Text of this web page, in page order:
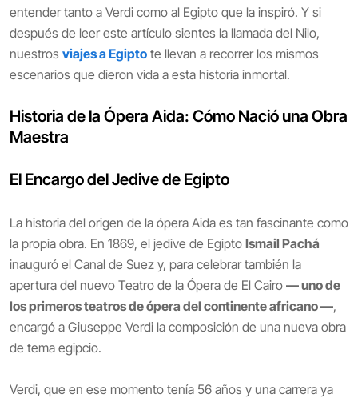
entender tanto a Verdi como al Egipto que la inspiró. Y si
después de leer este artículo sientes la llamada del Nilo,
nuestros viajes a Egipto te llevan a recorrer los mismos
escenarios que dieron vida a esta historia inmortal.
Historia de la Ópera Aida: Cómo Nació una Obra
Maestra
El Encargo del Jedive de Egipto
La historia del origen de la ópera Aida es tan fascinante como
la propia obra. En 1869, el jedive de Egipto Ismail Pachá
inauguró el Canal de Suez y, para celebrar también la
apertura del nuevo Teatro de la Ópera de El Cairo — uno de
los primeros teatros de ópera del continente africano —,
encargó a Giuseppe Verdi la composición de una nueva obra
de tema egipcio.
Verdi, que en ese momento tenía 56 años y una carrera ya